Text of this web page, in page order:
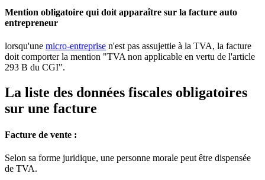
Mention obligatoire qui doit apparaître sur la facture auto
entrepreneur
lorsqu'une micro-entreprise n'est pas assujettie à la TVA, la facture
doit comporter la mention "TVA non applicable en vertu de l'article
293 B du CGI".
La liste des données fiscales obligatoires
sur une facture
Facture de vente :
Selon sa forme juridique, une personne morale peut être dispensée
de TVA.